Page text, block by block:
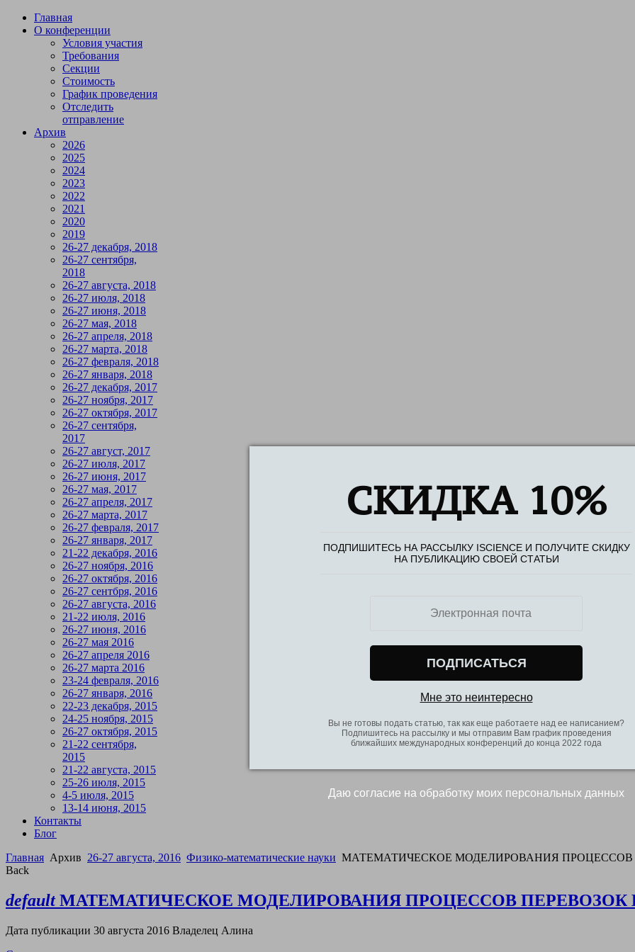
СКИДКА 10%
ПОДПИШИТЕСЬ НА РАССЫЛКУ ISCIENCE И ПОЛУЧИТЕ СКИДКУ
НА ПУБЛИКАЦИЮ СВОЕЙ СТАТЬИ
ПОДПИСАТЬСЯ
Мне это неинтересно
Вы не готовы подать статью, так как еще работаете над ее написанием?
Подпишитесь на рассылку и мы отправим Вам график проведения
ближайших международных конференций до конца 2022 года
Даю согласие на обработку моих персональных данных
Главная
О конференции
Условия участия
Требования
Секции
Стоимость
График проведения
Отследить
отправление
Архив
2026
2025
2024
2023
2022
2021
2020
2019
26-27 декабря, 2018
26-27 сентября,
2018
26-27 августа, 2018
26-27 июля, 2018
26-27 июня, 2018
26-27 мая, 2018
26-27 апреля, 2018
26-27 марта, 2018
26-27 февраля, 2018
26-27 января, 2018
26-27 декабря, 2017
26-27 ноября, 2017
26-27 октября, 2017
26-27 сентября,
2017
26-27 август, 2017
26-27 июля, 2017
26-27 июня, 2017
26-27 мая, 2017
26-27 апреля, 2017
26-27 марта, 2017
26-27 февраля, 2017
26-27 января, 2017
21-22 декабря, 2016
26-27 ноября, 2016
26-27 октября, 2016
26-27 сентбря, 2016
26-27 августа, 2016
21-22 июля, 2016
26-27 июня, 2016
26-27 мая 2016
26-27 апреля 2016
26-27 марта 2016
23-24 февраля, 2016
26-27 января, 2016
22-23 декабря, 2015
24-25 ноября, 2015
26-27 октября, 2015
21-22 сентября,
2015
21-22 августа, 2015
25-26 июля, 2015
4-5 июля, 2015
13-14 июня, 2015
Контакты
Блог
Главная Архив 26-27 августа, 2016 Физико-математические науки МАТЕМАТИЧЕСКОЕ МОДЕЛИРОВАНИЯ
Back
default МАТЕМАТИЧЕСКОЕ МОДЕЛИРОВАНИЯ ПРОЦЕССОВ ПЕРЕВОЗОК
Дата публикации 30 августа 2016 Владелец Алина